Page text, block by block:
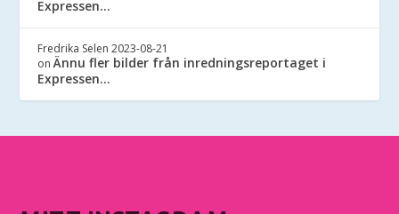
Expressen…
Fredrika Selen 2023-08-21
onÄnnu fler bilder från inredningsreportaget i
Expressen…